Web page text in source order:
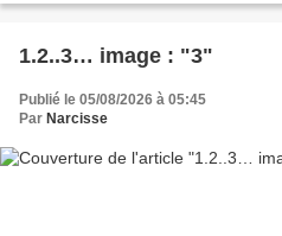
1.2..3… image : "3"
Publié le 05/08/2026 à 05:45
Par Narcisse